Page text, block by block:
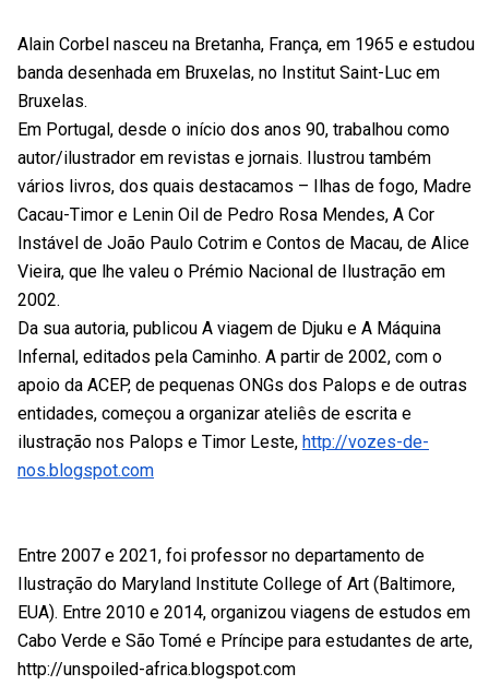
Alain Corbel nasceu na Bretanha, França, em 1965 e estudou
banda desenhada em Bruxelas, no Institut Saint-Luc em
Bruxelas.
Em Portugal, desde o início dos anos 90, trabalhou como
autor/ilustrador em revistas e jornais. Ilustrou também
vários livros, dos quais destacamos – Ilhas de fogo, Madre
Cacau-Timor e Lenin Oil de Pedro Rosa Mendes, A Cor
Instável de João Paulo Cotrim e Contos de Macau, de Alice
Vieira, que lhe valeu o Prémio Nacional de Ilustração em
2002.
Da sua autoria, publicou A viagem de Djuku e A Máquina
Infernal, editados pela Caminho. A partir de 2002, com o
apoio da ACEP, de pequenas ONGs dos Palops e de outras
entidades, começou a organizar ateliês de escrita e
ilustração nos Palops e Timor Leste, http://vozes-de-
nos.blogspot.com
Entre 2007 e 2021, foi professor no departamento de
Ilustração do Maryland Institute College of Art (Baltimore,
EUA). Entre 2010 e 2014, organizou viagens de estudos em
Cabo Verde e São Tomé e Príncipe para estudantes de arte,
http://unspoiled-africa.blogspot.com